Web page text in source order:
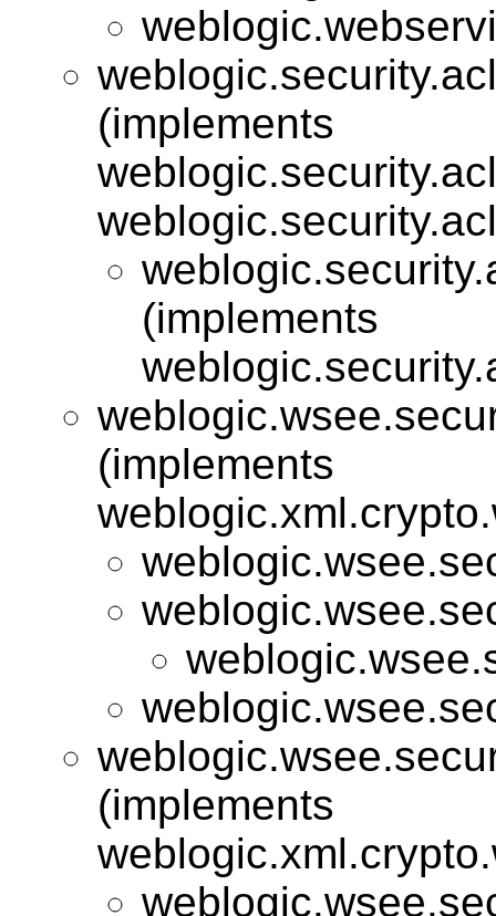
(implements
(implements
(implements
(implements